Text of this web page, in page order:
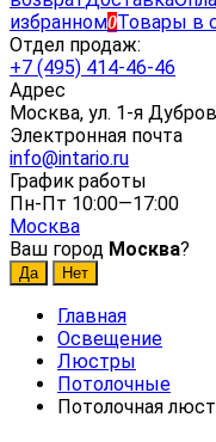
избранном0Товары в
Отдел продаж:
+7 (495) 414-46-46
Адрес
Москва, ул. 1-я
Электронная почта
info@intario.ru
График работы
Пн-Пт 10:00—17:00
Москва
Ваш город Москва?
Главная
Освещение
Люстры
Потолочные
Потолочная